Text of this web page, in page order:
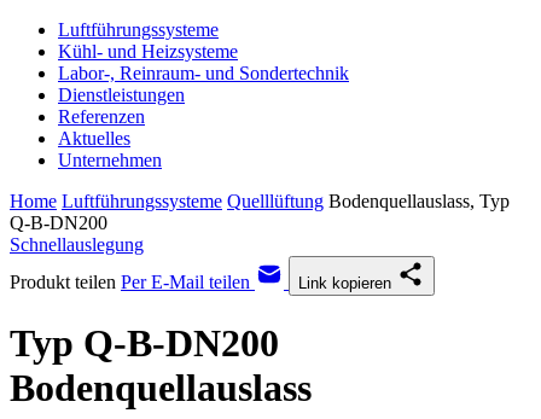
Luftführungssysteme
Kühl- und Heizsysteme
Labor-, Reinraum- und Sondertechnik
Dienstleistungen
Referenzen
Aktuelles
Unternehmen
Home Luftführungssysteme Quelllüftung Bodenquellauslass, Typ
Q-B-DN200
Schnellauslegung
Produkt teilen Per E-Mail teilen Link kopieren
Typ Q-B-DN200
Bodenquellauslass